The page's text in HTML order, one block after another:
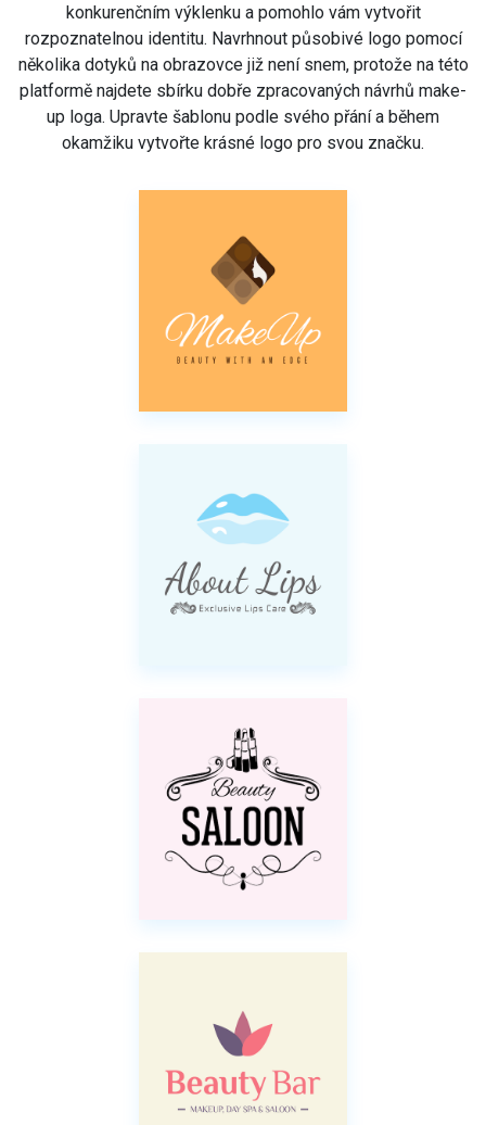
konkurenčním výklenku a pomohlo vám vytvořit
rozpoznatelnou identitu. Navrhnout působivé logo pomocí
několika dotyků na obrazovce již není snem, protože na této
platformě najdete sbírku dobře zpracovaných návrhů make-
up loga. Upravte šablonu podle svého přání a během
okamžiku vytvořte krásné logo pro svou značku.